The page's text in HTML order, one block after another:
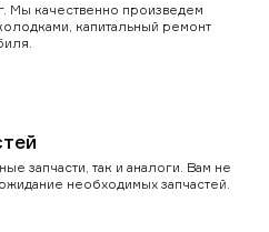
Мы качественно произведем
капитальный ремонт
запчасти, так и аналоги. Вам не
необходимых запчастей.